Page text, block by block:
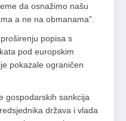
da osnažimo našu
a ne na obmanama".
popisa s
pod europskim
pokazale ograničen
gospodarskih sankcija
država i vlada